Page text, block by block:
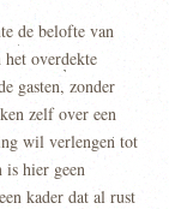
de belofte van
overdekte
gasten, zonder
zelf over een
wil verlengen tot
hier geen
kader dat al rust